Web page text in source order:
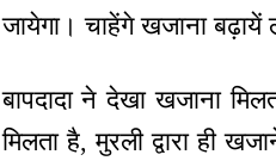
जायेगा। चाहेंगे खजाना
बापदादा ने देखा खजाना
मिलता है, मुरली द्वारा ही